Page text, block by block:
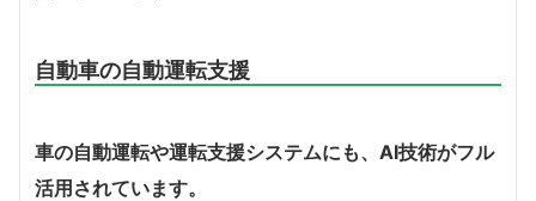
自動車の自動運転支援
車の自動運転や運転支援システムにも、AI技術がフル
活用されています。